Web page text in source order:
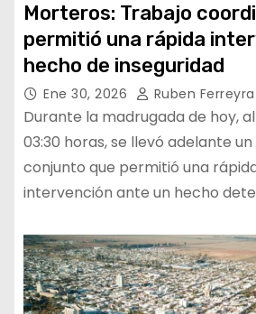
Morteros: Trabajo
permitió una rápida
hecho de inseguridad
Ene 30, 2026 Ruben Ferreyra
Durante la madrugada de hoy,
03:30 horas, se llevó adelante
conjunto que permitió una
intervención ante un hecho